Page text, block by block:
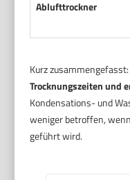
Ablufttrockner
Kurz zusammengefasst:
Trocknungszeiten und
Kondensations- und
weniger betroffen,
geführt wird.